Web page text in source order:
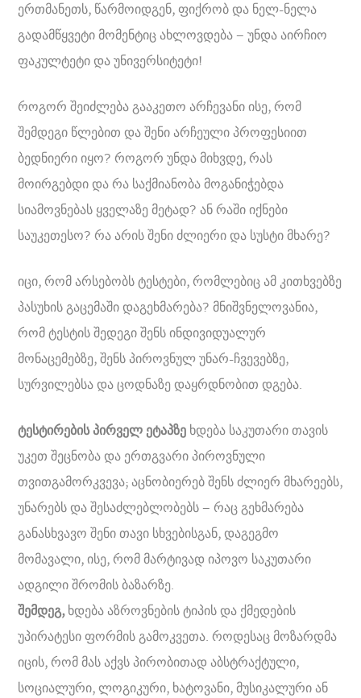
ერთმანეთს, წარმოიდგენ, ფიქრობ და ნელ-ნელა
გადამწყვეტი მომენტიც ახლოვდება – უნდა აირჩიო
ფაკულტეტი და უნივერსიტეტი!
როგორ შეიძლება გააკეთო არჩევანი ისე, რომ
შემდეგი წლებით და შენი არჩეული პროფესიით
ბედნიერი იყო? როგორ უნდა მიხვდე, რას
მოირგებდი და რა საქმიანობა მოგანიჭებდა
სიამოვნებას ყველაზე მეტად? ან რაში იქნები
საუკეთესო? რა არის შენი ძლიერი და სუსტი მხარე?
იცი, რომ არსებობს ტესტები, რომლებიც ამ კითხვებზე
პასუხის გაცემაში დაგეხმარება? მნიშვნელოვანია,
რომ ტესტის შედეგი შენს ინდივიდუალურ
მონაცემებზე, შენს პიროვნულ უნარ-ჩვევებზე,
სურვილებსა და ცოდნაზე დაყრდნობით დგება.
ტესტირების პირველ ეტაპზე ხდება საკუთარი თავის
უკეთ შეცნობა და ერთგვარი პიროვნული
თვითგამორკვევა; აცნობიერებ შენს ძლიერ მხარეებს,
უნარებს და შესაძლებლობებს – რაც გეხმარება
განასხვავო შენი თავი სხვებისგან, დაგეგმო
მომავალი, ისე, რომ მარტივად იპოვო საკუთარი
ადგილი შრომის ბაზარზე.
შემდეგ,ხდება აზროვნების ტიპის და ქმედების
უპირატესი ფორმის გამოკვეთა. როდესაც მოზარდმა
იცის, რომ მას აქვს პირობითად აბსტრაქტული,
სოციალური, ლოგიკური, ხატოვანი, მუსიკალური ან